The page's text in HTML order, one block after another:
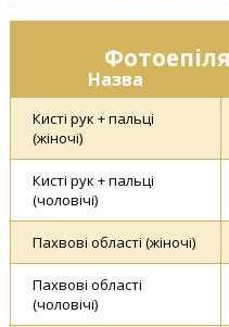
Назва
Кисті рук + пальці
(жіночі)
Кисті рук + пальці
(чоловічі)
Пахвові області (жіночі)
Пахвові області
(чоловічі)